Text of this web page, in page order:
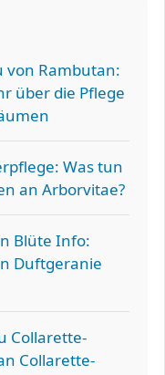
von Rambutan:
über die Pflege
Was tun
an Arborvitae?
Blüte Info:
Duftgeranie
Collarette-
Collarette-